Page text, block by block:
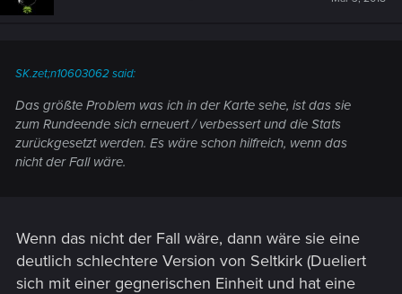
SK.zet;n10603062 said:
Das größte Problem was ich in der Karte sehe, ist das sie
zum Rundeende sich erneuert / verbessert und die Stats
zurückgesetzt werden. Es wäre schon hilfreich, wenn das
nicht der Fall wäre.
Wenn das nicht der Fall wäre, dann wäre sie eine
deutlich schlechtere Version von Seltkirk (Dueliert
sich mit einer gegnerischen Einheit und hat eine